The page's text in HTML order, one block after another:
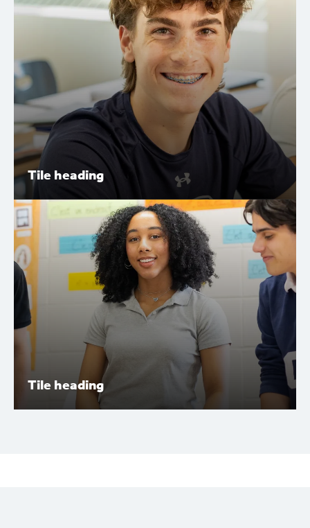
Lorem ipsum dolor sit amet, consectetur adipiscing elit.
Nunc vulputate libero et velit interdum, ac aliquet odio
mattis. Class aptent taciti sociosqu ad litora torquent.
Tile heading
Tile heading
Lorem ipsum dolor sit amet, consectetur adipiscing elit.
Nunc vulputate libero et velit interdum, ac aliquet odio
mattis. Class aptent taciti sociosqu ad litora torquent.
Tile heading
Tile heading